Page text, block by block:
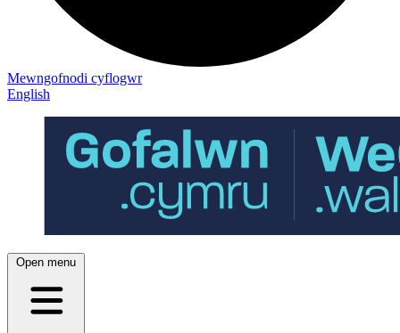
Mewngofnodi cyflogwr
English
Open menu